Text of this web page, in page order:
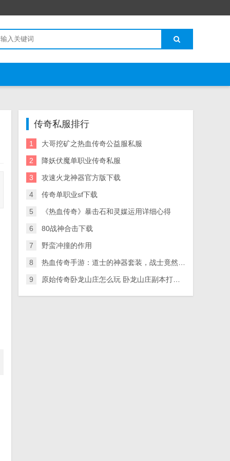
传奇私服排行
1 大哥挖矿之热血传奇公益服私服
2 降妖伏魔单职业传奇私服
3 攻速火龙神器官方版下载
4 传奇单职业sf下载
5 《热血传奇》暴击石和灵媒运用详细心得
6 80战神合击下载
7 野蛮冲撞的作用
8 热血传奇手游：道士的神器套装，战士竟然也适合？而且效果惊人！
9 原始传奇卧龙山庄怎么玩 卧龙山庄副本打法攻略讲解